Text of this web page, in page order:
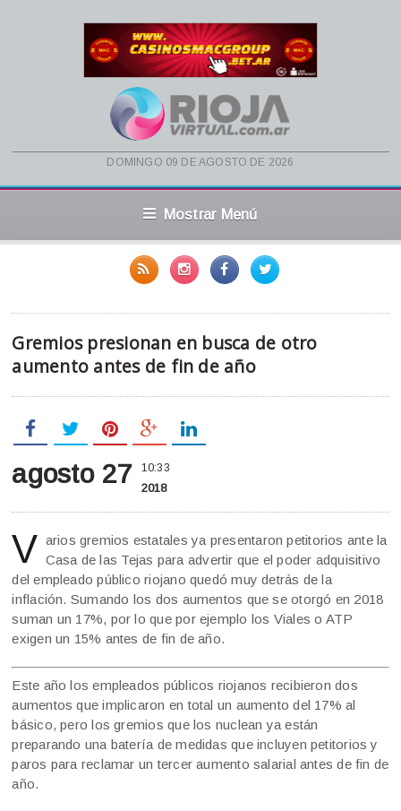
domingo 09 de agosto de 2026
Mostrar Menú
Gremios presionan en busca de otro
aumento antes de fin de año
agosto 27 10:33
2018
V arios gremios estatales ya presentaron petitorios ante la
Casa de las Tejas para advertir que el poder adquisitivo
del empleado público riojano quedó muy detrás de la
inflación. Sumando los dos aumentos que se otorgó en 2018
suman un 17%, por lo que por ejemplo los Viales o ATP
exigen un 15% antes de fin de año.
Este año los empleados públicos riojanos recibieron dos
aumentos que implicaron en total un aumento del 17% al
básico, pero los gremios que los nuclean ya están
preparando una batería de medidas que incluyen petitorios y
paros para reclamar un tercer aumento salarial antes de fin de
año.